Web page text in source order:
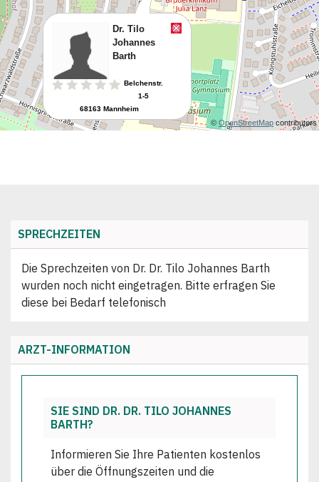
SPRECHZEITEN
Die Sprechzeiten von Dr. Dr. Tilo Johannes Barth
wurden noch nicht eingetragen. Bitte erfragen Sie
diese bei Bedarf telefonisch
ARZT-INFORMATION
SIE SIND DR. DR. TILO JOHANNES
BARTH?
Informieren Sie Ihre Patienten kostenlos
über die Öffnungszeiten und die